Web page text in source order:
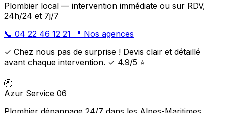
Plombier local — intervention immédiate ou sur RDV,
24h/24 et 7j/7
📞 04 22 46 12 21 📍 Nos agences
✓ Chez nous pas de surprise ! Devis clair et détaillé
avant chaque intervention. ✓ 4.9/5 ⭐
🚰
Azur Service 06